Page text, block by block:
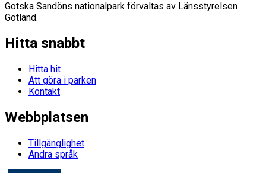
Gotska Sandöns nationalpark förvaltas av Länsstyrelsen
Gotland.
Hitta snabbt
Hitta hit
Att göra i parken
Kontakt
Webbplatsen
Tillgänglighet
Andra språk